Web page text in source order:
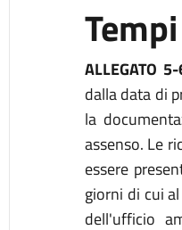
ALLEGATO
dalla data di
la
assenso. Le
essere
giorni di cui
dell'ufficio